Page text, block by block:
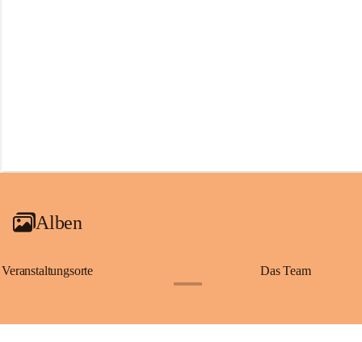
Alben
Veranstaltungsorte Das Team